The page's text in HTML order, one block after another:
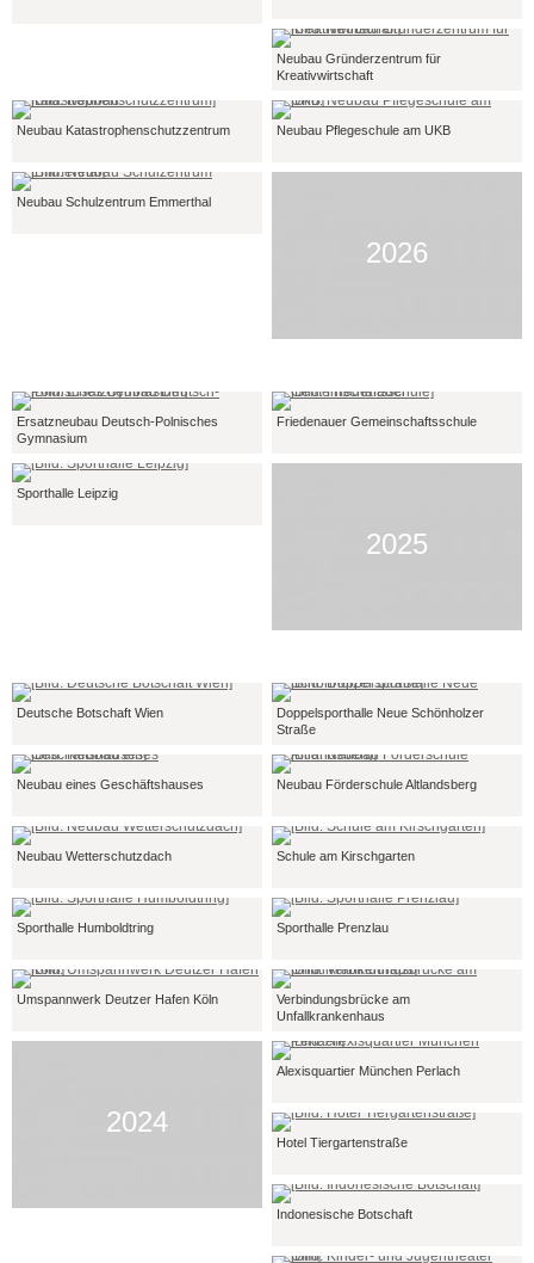
Neubau Gründerzentrum für
Kreativwirtschaft
Neubau Katastrophenschutzzentrum Neubau Pflegeschule am UKB
Neubau Schulzentrum Emmerthal
2026
Ersatzneubau Deutsch-Polnisches
Gymnasium
Friedenauer Gemeinschaftsschule
Sporthalle Leipzig
2025
Deutsche Botschaft Wien
Doppelsporthalle Neue Schönholzer
Straße
Neubau eines Geschäftshauses Neubau Förderschule Altlandsberg
Neubau Wetterschutzdach Schule am Kirschgarten
Sporthalle Humboldtring Sporthalle Prenzlau
Umspannwerk Deutzer Hafen Köln
Verbindungsbrücke am
Unfallkrankenhaus
2024
Alexisquartier München Perlach
Hotel Tiergartenstraße
Indonesische Botschaft